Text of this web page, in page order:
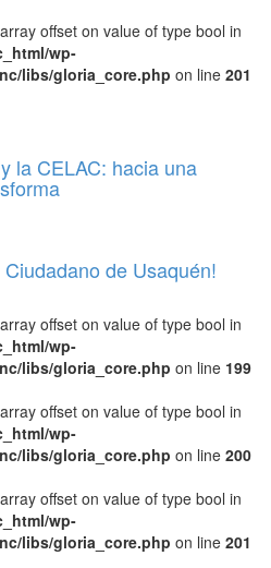
offset on value of type bool in
wp-
libs/gloria_core.php on line 201
la CELAC: hacia una
de Usaquén!
offset on value of type bool in
wp-
libs/gloria_core.php on line 199
offset on value of type bool in
wp-
libs/gloria_core.php on line 200
offset on value of type bool in
wp-
libs/gloria_core.php on line 201